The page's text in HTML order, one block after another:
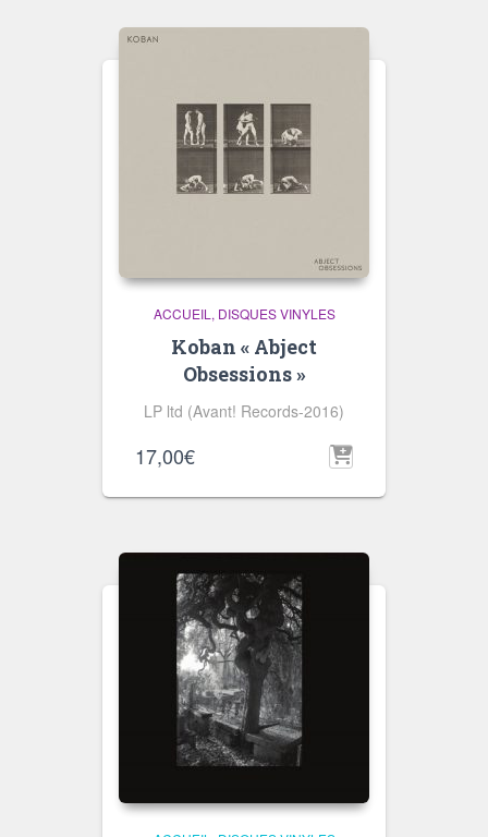
ACCUEIL DISQUES VINYLES
Koban « Abject
Obsessions »
LP ltd (Avant! Records-2016)
17,00€